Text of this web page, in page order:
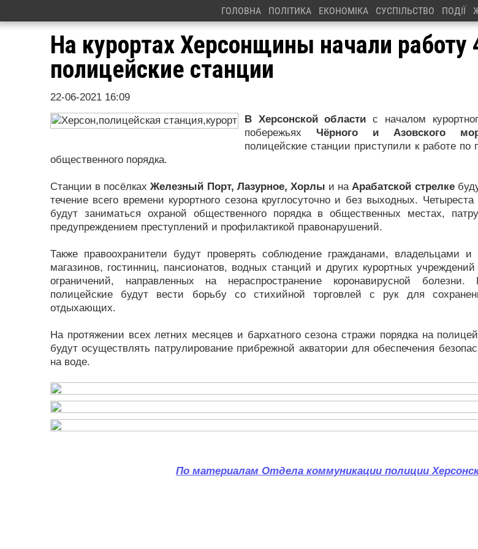
ГОЛОВНА ПОЛІТИКА ЕКОНОМІКА СУСПІЛЬСТВО ПОДІЇ
На курортах Херсонщины начали работу
полицейские станции
22-06-2021 16:09
В Херсонской областис началом
побережьях Чёрного и Азовского
полицейские станции приступили к работе по
общественного порядка.
Станции в посёлкахЖелезный Порт, Лазурное, Хорлы и наАрабатской стрелке
течение всего времени курортного сезона круглосуточно и без выходных. Четыреста
будут заниматься охраной общественного порядка в общественных местах,
предупреждением преступлений и профилактикой правонарушений.
Также правоохранители будут проверять соблюдение гражданами, владельцами и
магазинов, гостинниц, пансионатов, водных станций и других курортных учреждений
ограничений, направленных на нераспространение коронавирусной болезни.
полицейские будут вести борьбу со стихийной торговлей с рук для
отдыхающих.
На протяжении всех летних месяцев и бархатного сезона стражи порядка на
будут осуществлять патрулирование прибрежной акватории для обеспечения
на воде.
По материалам Отдела коммуникации полиции